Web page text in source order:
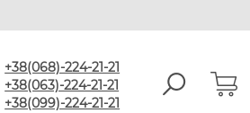
+38(068)-224-21-21
+38(063)-224-21-21
+38(099)-224-21-21